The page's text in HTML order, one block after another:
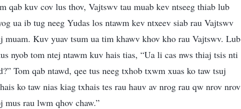
qab kuv cov lus thov, Vajtswv tau muab kev ntseeg thiab lub
ua ib tug neeg Yudas los ntawm kev ntxeev siab rau Vajtswv
Kuv yuav tsum ua tim khawv khov kho rau Vajtswv. Lub
nyob tom ntej ntawm kuv hais tias, “Ua li cas nws thiaj tsis nti
Tom qab ntawd, qee tus neeg txhob txwm xuas ko taw tsuj
ko taw nias kiag txhais tes rau hauv av nrog rau qw nrov nrov
mus rau lwm qhov chaw.”